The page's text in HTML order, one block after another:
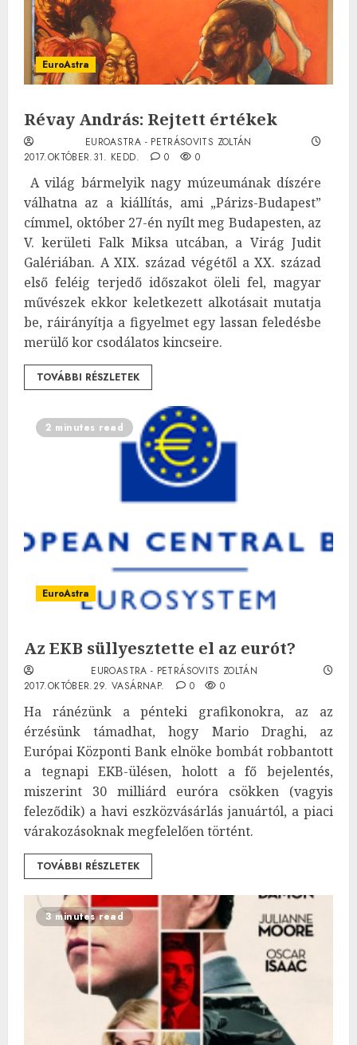
EuroAstra
Révay András: Rejtett értékek
EUROASTRA - PETRÁSOVITS ZOLTÁN
2017.OKTÓBER.31. KEDD.
0 0
A világ bármelyik nagy múzeumának díszére
válhatna az a kiállítás, ami „Párizs-Budapest”
címmel, október 27-én nyílt meg Budapesten, az
V. kerületi Falk Miksa utcában, a Virág Judit
Galériában. A XIX. század végétől a XX. század
első feléig terjedő időszakot öleli fel, magyar
művészek ekkor keletkezett alkotásait mutatja
be, ráirányítja a figyelmet egy lassan feledésbe
merülő kor csodálatos kincseire.
TOVÁBBI RÉSZLETEK
2 minutes read
EuroAstra
Az EKB süllyesztette el az eurót?
EUROASTRA - PETRÁSOVITS ZOLTÁN
2017.OKTÓBER.29. VASÁRNAP.
0 0
Ha ránézünk a pénteki grafikonokra, az az
érzésünk támadhat, hogy Mario Draghi, az
Európai Központi Bank elnöke bombát robbantott
a tegnapi EKB-ülésen, holott a fő bejelentés,
miszerint 30 milliárd euróra csökken (vagyis
feleződik) a havi eszközvásárlás januártól, a piaci
várakozásoknak megfelelően történt.
TOVÁBBI RÉSZLETEK
3 minutes read